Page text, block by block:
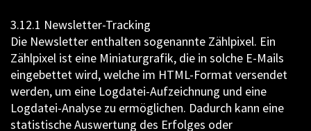
3.12.1 Newsletter-Tracking
Die Newsletter enthalten sogenannte Zählpixel. Ein
Zählpixel ist eine Miniaturgrafik, die in solche E-Mails
eingebettet wird, welche im HTML-Format versendet
werden, um eine Logdatei-Aufzeichnung und eine
Logdatei-Analyse zu ermöglichen. Dadurch kann eine
statistische Auswertung des Erfolges oder